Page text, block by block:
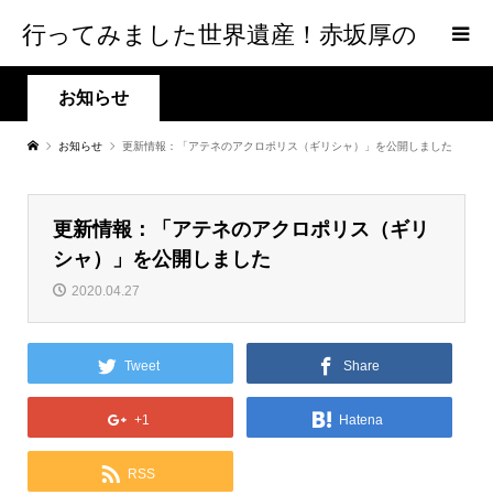
行ってみました世界遺産！赤坂厚の
world Heritage
お知らせ
お知らせ 更新情報：「アテネのアクロポリス（ギリシャ）」を公開しました
更新情報：「アテネのアクロポリス（ギリ
シャ）」を公開しました
2020.04.27
Tweet Share
+1 Hatena
RSS